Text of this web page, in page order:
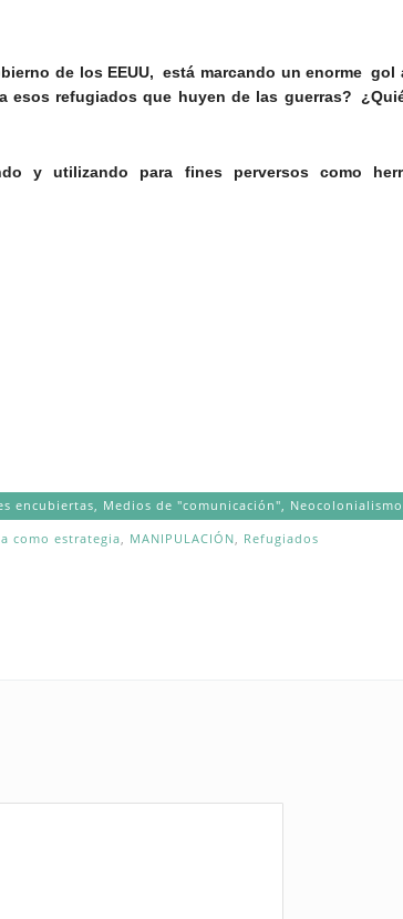
de los EEUU, está marcando un enorme gol
esos refugiados que huyen de las guerras?
y utilizando para fines perversos como
encubiertas Medios de "comunicación" Neocolonialismo
como estrategia MANIPULACIÓN Refugiados